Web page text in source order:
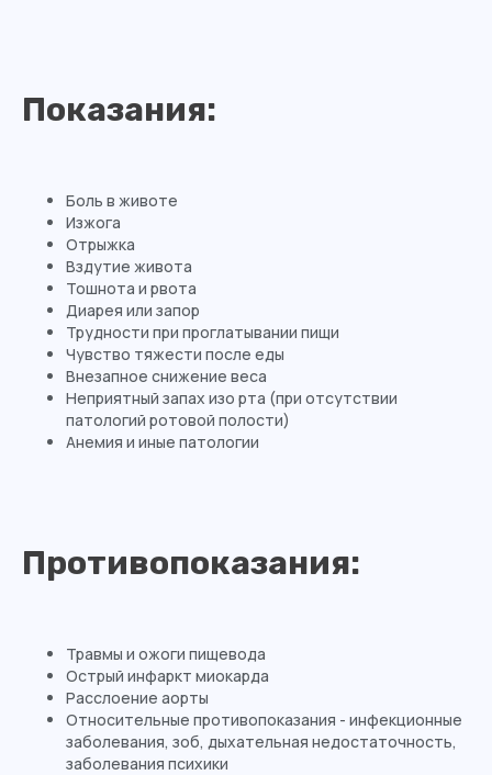
Показания:
Боль в животе
Изжога
Отрыжка
Вздутие живота
Тошнота и рвота
Диарея или запор
Трудности при проглатывании пищи
Чувство тяжести после еды
Внезапное снижение веса
Неприятный запах изо рта (при отсутствии
патологий ротовой полости)
Анемия и иные патологии
Противопоказания:
Травмы и ожоги пищевода
Острый инфаркт миокарда
Расслоение аорты
Относительные противопоказания - инфекционные
заболевания, зоб, дыхательная недостаточность,
заболевания психики